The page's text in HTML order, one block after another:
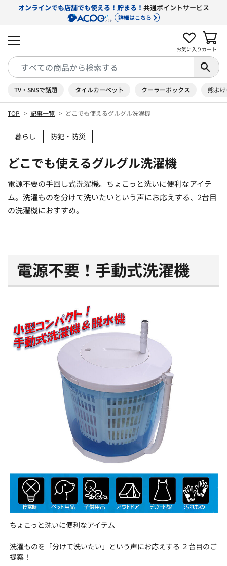
オンラインでも店舗でも使える！貯まる！ 共通ポイントサービス
詳細はこちら
お気に入り カート
TV・SNSで話題 タイルカーペット クーラーボックス 熊よ
TOP 記事一覧 どこでも使えるグルグル洗濯機
暮らし 防犯・防災
どこでも使えるグルグル洗濯機
電源不要の手回し式洗濯機。ちょこっと洗いに便利なアイテ
ム。洗濯ものを分けて洗いたいという声にお応えする、2台目
の洗濯機におすすめ。
電源不要！手動式洗濯機
ちょこっと洗いに便利なアイテム
洗濯ものを「分けて洗いたい」という声にお応えする ２台目のご
提案！